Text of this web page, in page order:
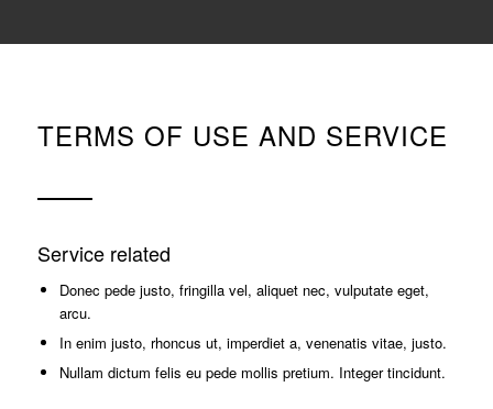
TERMS OF USE AND SERVICE
Service related
Donec pede justo, fringilla vel, aliquet nec, vulputate eget,
arcu.
In enim justo, rhoncus ut, imperdiet a, venenatis vitae, justo.
Nullam dictum felis eu pede mollis pretium. Integer tincidunt.